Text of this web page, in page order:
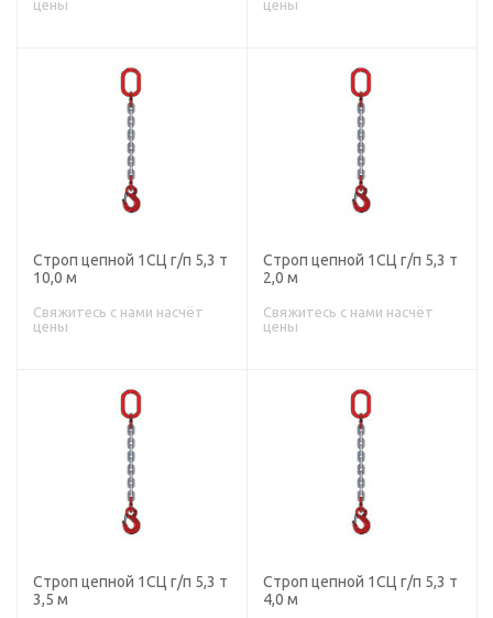
цены цены
Строп цепной 1СЦ г/п 5,3 т
10,0 м
Свяжитесь с нами насчёт
цены
Строп цепной 1СЦ г/п 5,3 т
2,0 м
Свяжитесь с нами насчёт
цены
Строп цепной 1СЦ г/п 5,3 т
3,5 м
Строп цепной 1СЦ г/п 5,3 т
4,0 м